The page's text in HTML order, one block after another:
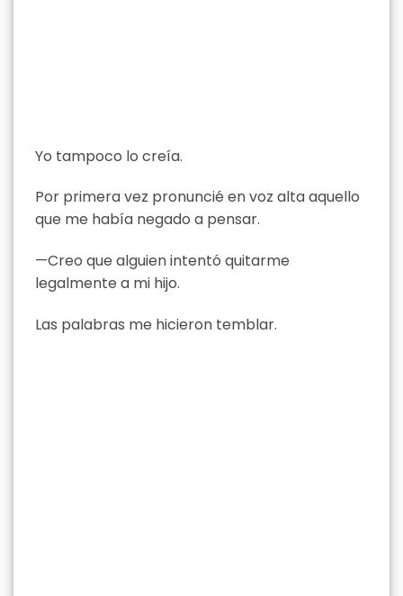
Yo tampoco lo creía.
Por primera vez pronuncié en voz alta aquello
que me había negado a pensar.
—Creo que alguien intentó quitarme
legalmente a mi hijo.
Las palabras me hicieron temblar.